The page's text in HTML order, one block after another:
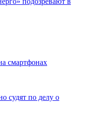
смартфонах
судят по делу о